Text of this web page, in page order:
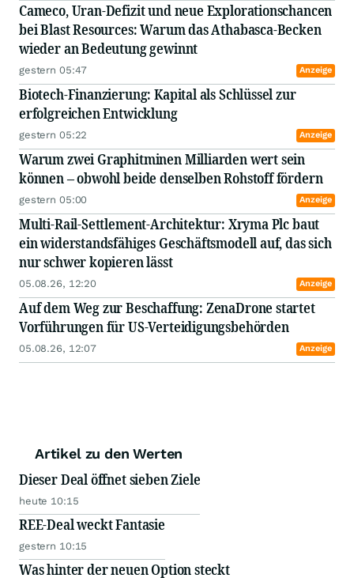
Cameco, Uran-Defizit und neue Explorationschancen
bei Blast Resources: Warum das Athabasca-Becken
wieder an Bedeutung gewinnt
gestern 05:47 Anzeige
Biotech-Finanzierung: Kapital als Schlüssel zur
erfolgreichen Entwicklung
gestern 05:22 Anzeige
Warum zwei Graphitminen Milliarden wert sein
können – obwohl beide denselben Rohstoff fördern
gestern 05:00 Anzeige
Multi-Rail-Settlement-Architektur: Xryma Plc baut
ein widerstandsfähiges Geschäftsmodell auf, das sich
nur schwer kopieren lässt
05.08.26, 12:20 Anzeige
Auf dem Weg zur Beschaffung: ZenaDrone startet
Vorführungen für US-Verteidigungsbehörden
05.08.26, 12:07 Anzeige
Artikel zu den Werten
Dieser Deal öffnet sieben Ziele
heute 10:15
REE-Deal weckt Fantasie
gestern 10:15
Was hinter der neuen Option steckt